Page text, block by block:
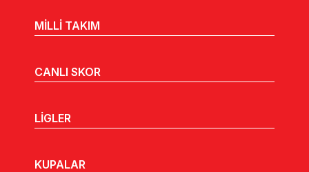
MİLLİ TAKIM
CANLI SKOR
LİGLER
KUPALAR